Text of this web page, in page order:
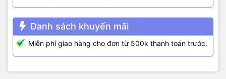
Danh sách khuyến mãi
Miễn phí giao hàng cho đơn từ 500k thanh toán trước.